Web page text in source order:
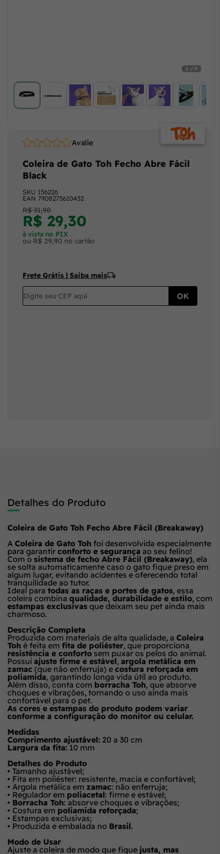
1 / 9
Avalie
SKU 156226
EAN 7908275610432
Coleira de Gato Toh Fecho Abre Fácil
Black
R$ 31,90
R$ 29,30
à vista no PIX
ou R$ 29,90 no cartão
Frete Grátis | Saiba mais
Detalhes do Produto
Coleira de Gato Toh Fecho Abre Fácil (Breakaway)
A Coleira de Gato Toh foi desenvolvida especialmente
para garantir conforto e segurança ao seu felino!
Com o sistema de fecho Abre Fácil (Breakaway), ela
se solta automaticamente caso o gato fique preso em
algum lugar, evitando acidentes e oferecendo total
tranquilidade ao tutor.
Ideal para todas as raças e portes de gatos, essa
coleira combina qualidade, durabilidade e estilo, com
estampas exclusivas que deixam seu pet ainda mais
charmoso.
Descrição Completa
Produzida com materiais de alta qualidade, a Coleira
Toh é feita em fita de poliéster, que proporciona
resistência e conforto sem puxar os pelos do animal.
Possui ajuste firme e estável, argola metálica em
zamac (que não enferruja) e costura reforçada em
poliamida, garantindo longa vida útil ao produto.
Além disso, conta com borracha Toh, que absorve
choques e vibrações, tornando o uso ainda mais
confortável para o pet.
As cores e estampas do produto podem variar
conforme a configuração do monitor ou celular.
Medidas
Comprimento ajustável: 20 a 30 cm
Largura da fita: 10 mm
Detalhes do Produto
• Tamanho ajustável;
• Fita em poliéster: resistente, macia e confortável;
• Argola metálica em zamac: não enferruja;
• Regulador em poliacetal: firme e estável;
• Borracha Toh: absorve choques e vibrações;
• Costura em poliamida reforçada;
• Estampas exclusivas;
• Produzida e embalada no Brasil.
Modo de Usar
Ajuste a coleira de modo que fique justa, mas